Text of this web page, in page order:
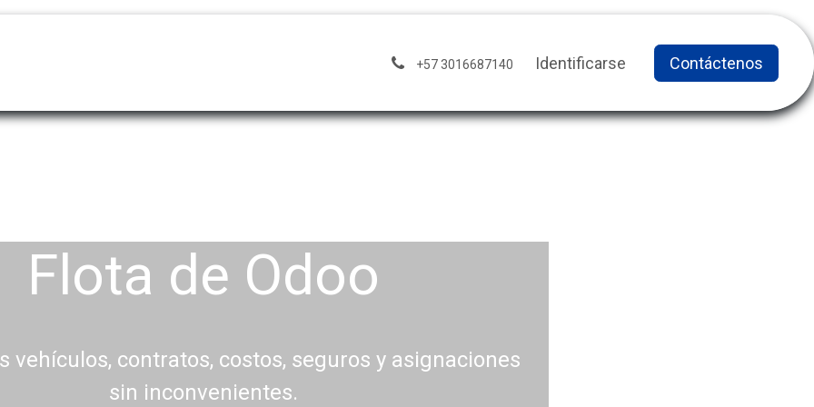
+57 3016687140 Identificarse Contáctenos
Flota de Odoo
vehículos, contratos, costos, seguros y asignaciones
sin inconvenientes.